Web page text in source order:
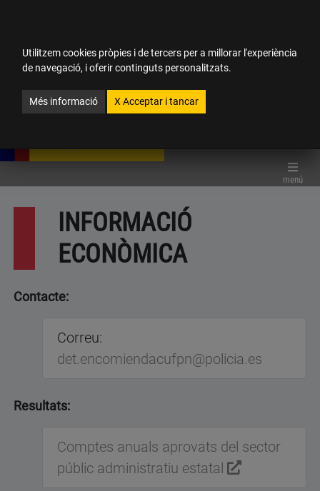
en: enllaç
Utilitzem cookies pròpies i de tercers per a millorar l'experiència
de navegació, i oferir continguts personalitzats.
Més informació X Acceptar i tancar
CUFPN CA-VALÈNCIA
INTERNACIONAL
COMUNICACIONS
QUALITAT
menú
INFORMACIÓ
ECONÒMICA
Contacte:
Correu:
det.encomiendacufpn@policia.es
Resultats:
Comptes anuals aprovats del sector
públic administratiu estatal